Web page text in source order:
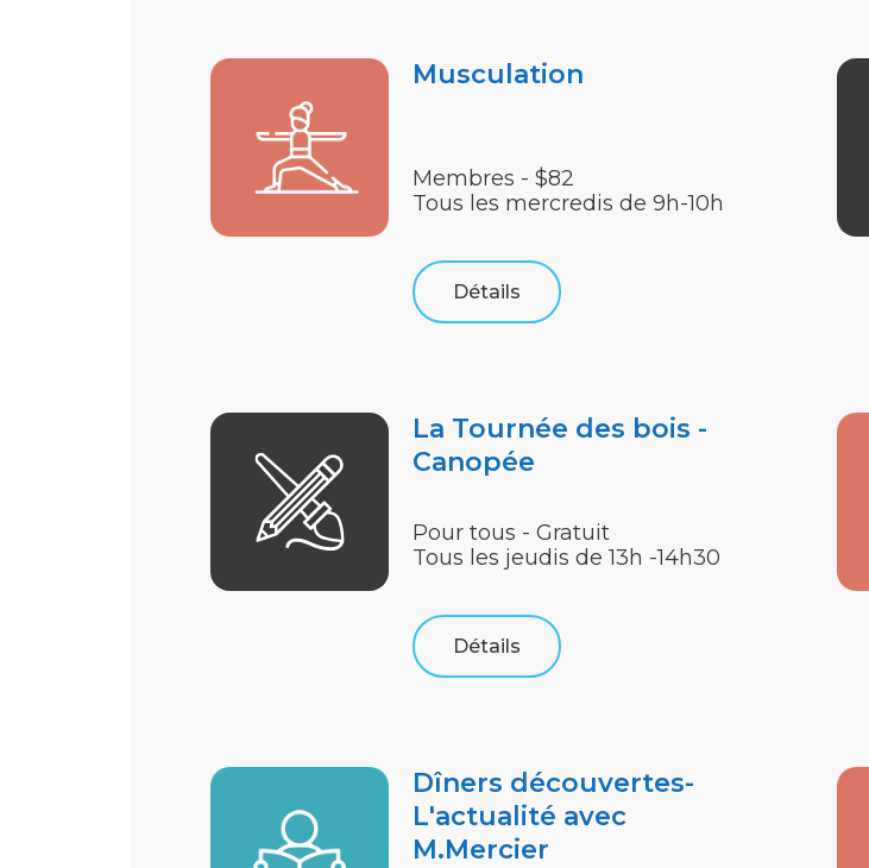
Musculation
Tous les mercredis de 9h-10h
Membres - $82
Détails
La Tournée des bois -
Canopée
Tous les jeudis de 13h -14h30
Pour tous - Gratuit
Détails
Dîners découvertes-
L'actualité avec
M.Mercier